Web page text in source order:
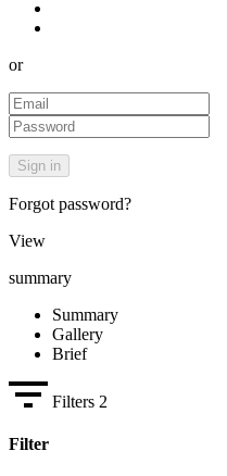
or
Forgot password?
View
summary
Summary
Gallery
Brief
Filters 2
Filter